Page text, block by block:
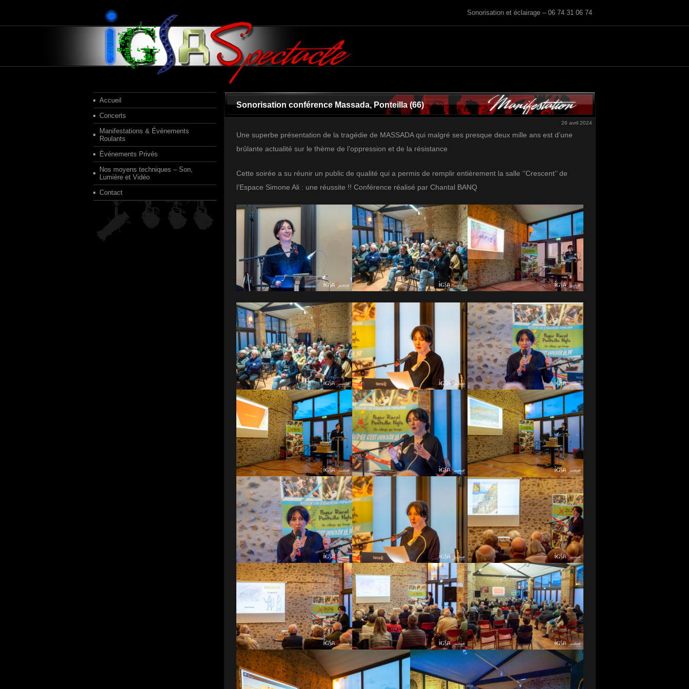
Sonorisation et éclairage – 06 74 31 06 74
Accueil
Concerts
Manifestations & Événements
Roulants
Événements Privés
Nos moyens techniques – Son,
Lumière et Vidéo
Contact
Sonorisation conférence Massada, Ponteilla (66)
26 avril 2024
Une superbe présentation de la tragédie de MASSADA qui malgré ses presque deux mille ans est d’une
brûlante actualité sur le thème de l’oppression et de la résistance
Cette soirée a su réunir un public de qualité qui a permis de remplir entièrement la salle ‘’Crescent‘’ de
l’Espace Simone Ali : une réussite !! Conférence réalisé par Chantal BANQ